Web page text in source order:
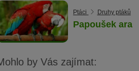
Ptáci Druhy ptáků
Papoušek ara
by Vás zajímat: